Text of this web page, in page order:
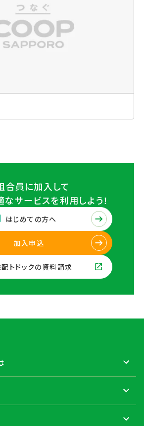
合員に加入して
なサービスを利用しよう！
はじめての方へ
加入申込
トドックの資料請求